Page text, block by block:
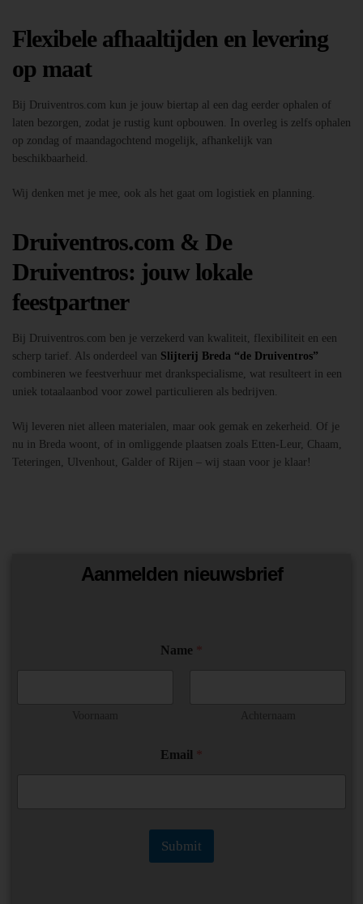
Flexibele afhaaltijden en levering
op maat
Bij Druiventros.com kun je jouw biertap al een dag eerder ophalen of
laten bezorgen, zodat je rustig kunt opbouwen. In overleg is zelfs ophalen
op zondag of maandagochtend mogelijk, afhankelijk van
beschikbaarheid.
Wij denken met je mee, ook als het gaat om logistiek en planning.
Druiventros.com & De
Druiventros: jouw lokale
feestpartner
Bij Druiventros.com ben je verzekerd van kwaliteit, flexibiliteit en een
scherp tarief. Als onderdeel van Slijterij Breda “de Druiventros”
combineren we feestverhuur met drankspecialisme, wat resulteert in een
uniek totaalaanbod voor zowel particulieren als bedrijven.
Wij leveren niet alleen materialen, maar ook gemak en zekerheid. Of je
nu in Breda woont, of in omliggende plaatsen zoals Etten-Leur, Chaam,
Teteringen, Ulvenhout, Galder of Rijen – wij staan voor je klaar!
Aanmelden nieuwsbrief
Name
m
m
e
Email
Submit